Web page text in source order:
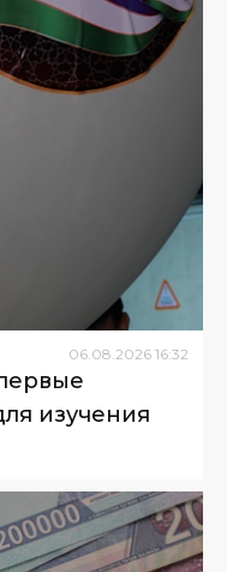
06 08 2026 16:32
изучения